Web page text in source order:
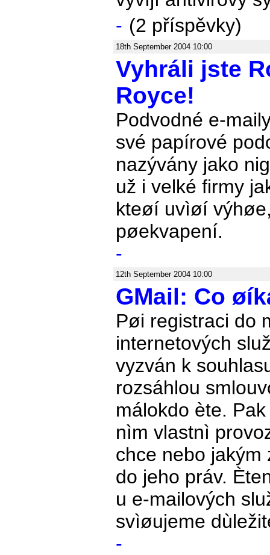
- (2 příspěvky)
18th September 2004 10:00
Vyhráli jste
Royce!
Podvodné e-
své papírové
nazývány jako
už i velké firmy
kteøí uvìøí
pøekvapení.
-
12th September 2004 10:00
GMail: Co
Pøi registraci do
internetových
vyzván k
rozsáhlou
málokdo ète.
nìm vlastnì
chce nebo jakým
do jeho práv.
u e-mailových
svìøujeme
-